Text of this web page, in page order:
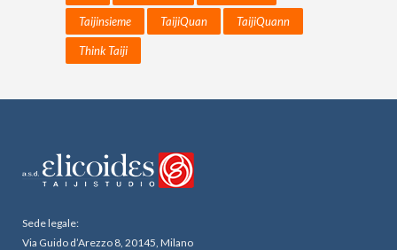
Taijinsieme TaijiQuan TaijiQuann
Think Taiji
Sede legale:
Via Guido d’Arezzo 8, 20145, Milano